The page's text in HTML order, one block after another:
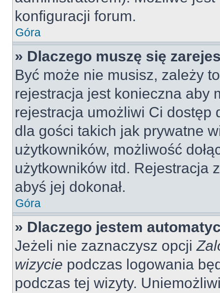
konfiguracji forum.
Góra
» Dlaczego muszę się
Być może nie musisz, zależy
rejestracja jest konieczna aby
rejestracja umożliwi Ci dostęp
dla gości takich jak prywatne
użytkowników, możliwość
użytkowników itd. Rejestracja
abyś jej dokonał.
Góra
» Dlaczego jestem
Jeżeli nie zaznaczysz opcji
wizycie podczas logowania
podczas tej wizyty.